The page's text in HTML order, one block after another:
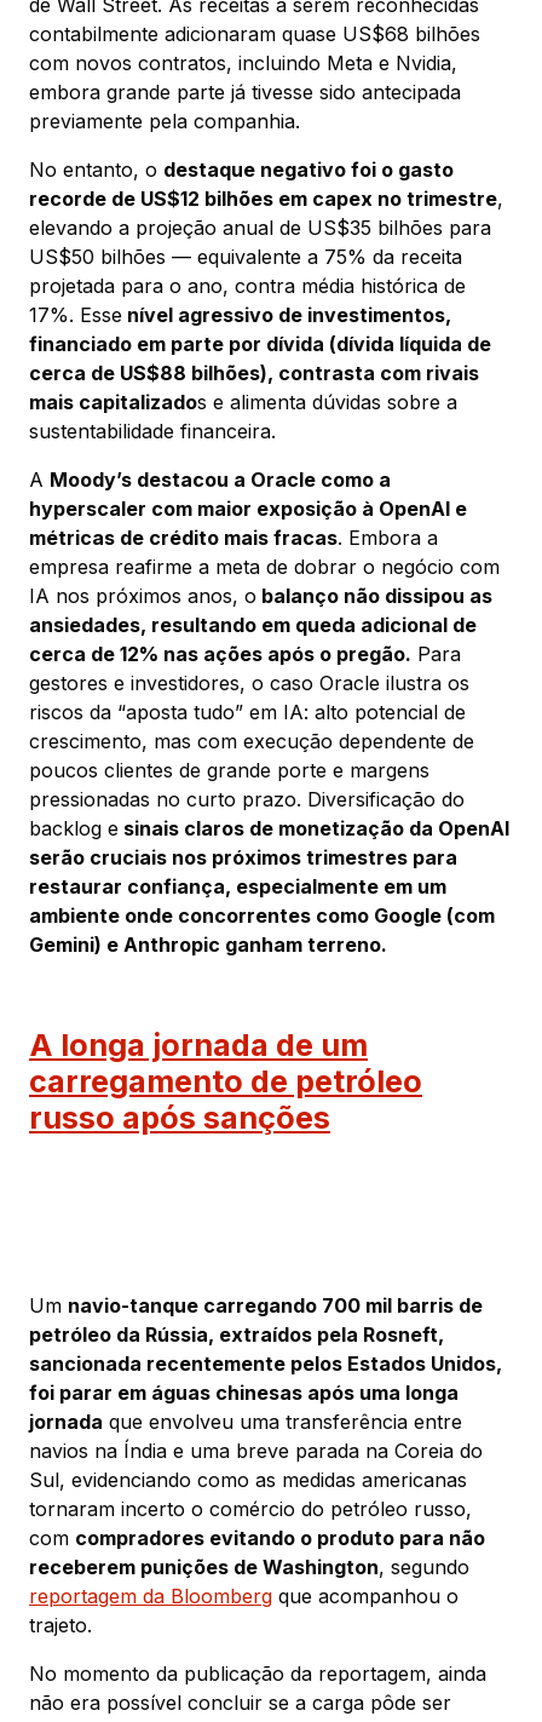
contabilmente adicionaram quase US$68 bilhões
com novos contratos, incluindo Meta e Nvidia,
embora grande parte já tivesse sido antecipada
previamente pela companhia.
No entanto, o destaque negativo foi o gasto
recorde de US$12 bilhões em capex no trimestre,
elevando a projeção anual de US$35 bilhões para
US$50 bilhões — equivalente a 75% da receita
projetada para o ano, contra média histórica de
17%. Esse nível agressivo de investimentos,
financiado em parte por dívida (dívida líquida de
cerca de US$88 bilhões), contrasta com rivais
mais capitalizados e alimenta dúvidas sobre a
sustentabilidade financeira.
A Moody’s destacou a Oracle como a
hyperscaler com maior exposição à OpenAI e
métricas de crédito mais fracas. Embora a
empresa reafirme a meta de dobrar o negócio com
IA nos próximos anos, o balanço não dissipou as
ansiedades, resultando em queda adicional de
cerca de 12% nas ações após o pregão. Para
gestores e investidores, o caso Oracle ilustra os
riscos da “aposta tudo” em IA: alto potencial de
crescimento, mas com execução dependente de
poucos clientes de grande porte e margens
pressionadas no curto prazo. Diversificação do
backlog e sinais claros de monetização da OpenAI
serão cruciais nos próximos trimestres para
restaurar confiança, especialmente em um
ambiente onde concorrentes como Google (com
Gemini) e Anthropic ganham terreno.
A longa jornada de um
carregamento de petróleo
russo após sanções
Um navio-tanque carregando 700 mil barris de
petróleo da Rússia, extraídos pela Rosneft,
sancionada recentemente pelos Estados Unidos,
foi parar em águas chinesas após uma longa
jornada que envolveu uma transferência entre
navios na Índia e uma breve parada na Coreia do
Sul, evidenciando como as medidas americanas
tornaram incerto o comércio do petróleo russo,
com compradores evitando o produto para não
receberem punições de Washington, segundo
reportagem da Bloomberg que acompanhou o
trajeto.
No momento da publicação da reportagem, ainda
não era possível concluir se a carga pôde ser